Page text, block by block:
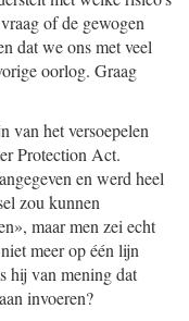
of de gewogen
dat we ons met veel
oorlog. Graag
van het versoepelen
Protection Act.
en werd heel
zou kunnen
maar men zei echt
meer op één lijn
hij van mening dat
invoeren?